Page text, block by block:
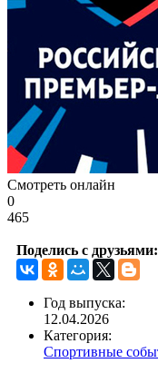
Смотреть онлайн
0
465
Поделись с друзьями:
Год выпуска:
12.04.2026
Категория:
Спортивные